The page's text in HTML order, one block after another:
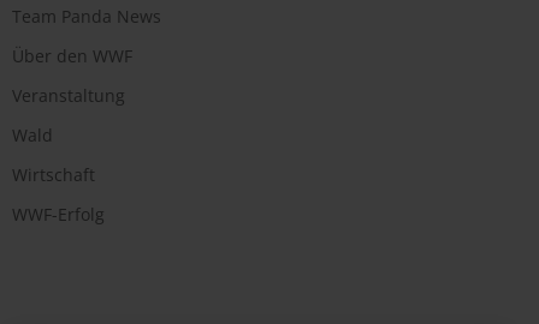
Team Panda News
Über den WWF
Veranstaltung
Wald
Wirtschaft
WWF-Erfolg